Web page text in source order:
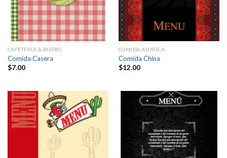
CAFETERÍA & BISTRO
Comida Casera
$7.00
COMIDA ASIÁTICA
Comida China
$12.00